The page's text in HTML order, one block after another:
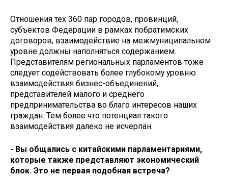
Отношения тех 360 пар городов, провинций,
субъектов Федерации в рамках побратимских
договоров, взаимодействие на межмуниципальном
уровне должны наполняться содержанием.
Представителям региональных парламентов тоже
следует содействовать более глубокому уровню
взаимодействия бизнес-объединений,
представителей малого и среднего
предпринимательства во благо интересов наших
граждан. Тем более что потенциал такого
взаимодействия далеко не исчерпан.
- Вы общались с китайскими парламентариями,
которые также представляют экономический
блок. Это не первая подобная встреча?